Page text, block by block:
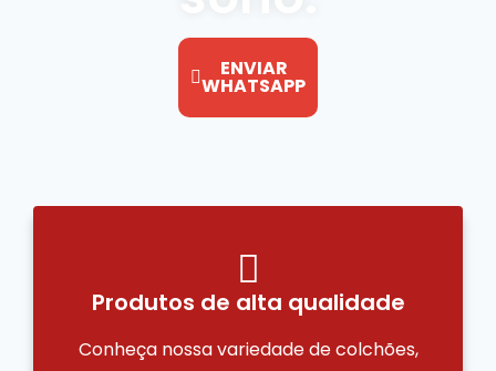
ENVIAR
WHATSAPP
Produtos de alta qualidade
Conheça nossa variedade de colchões,